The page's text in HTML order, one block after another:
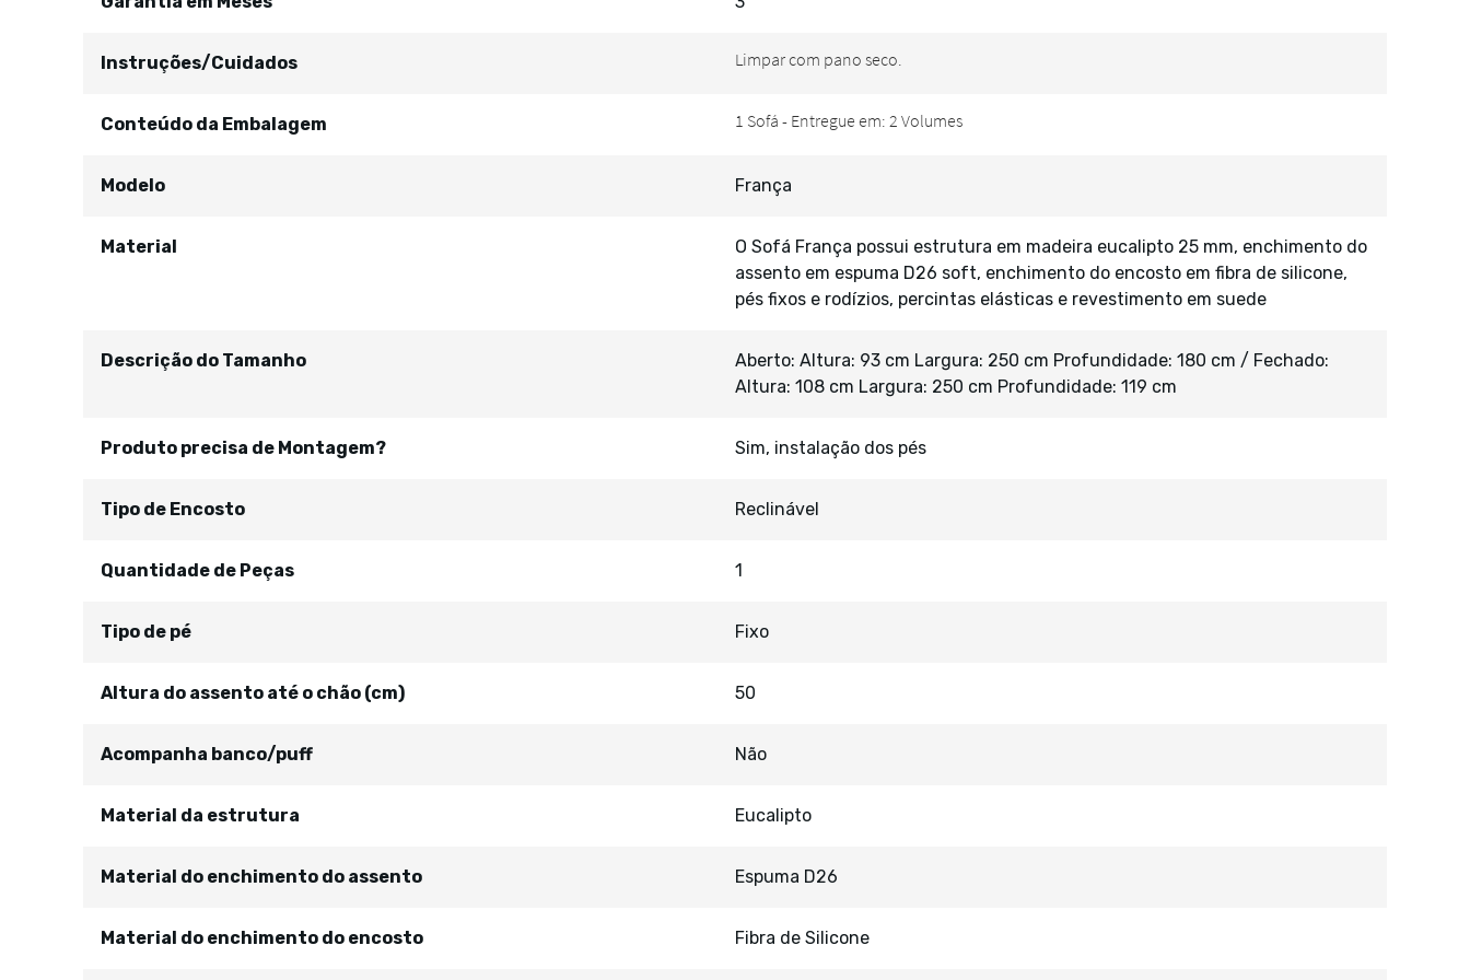
Instruções/Cuidados
Conteúdo da Embalagem
Modelo França
Material
O Sofá França possui estrutura em madeira eucalipto 25 mm, enchimento do
assento em espuma D26 soft, enchimento do encosto em fibra de silicone,
pés fixos e rodízios, percintas elásticas e revestimento em suede
Descrição do Tamanho
Aberto: Altura: 93 cm Largura: 250 cm Profundidade: 180 cm / Fechado:
Altura: 108 cm Largura: 250 cm Profundidade: 119 cm
Produto precisa de Montagem? Sim, instalação dos pés
Tipo de Encosto Reclinável
Quantidade de Peças 1
Tipo de pé Fixo
Altura do assento até o chão (cm) 50
Acompanha banco/puff Não
Material da estrutura Eucalipto
Material do enchimento do assento Espuma D26
Material do enchimento do encosto Fibra de Silicone